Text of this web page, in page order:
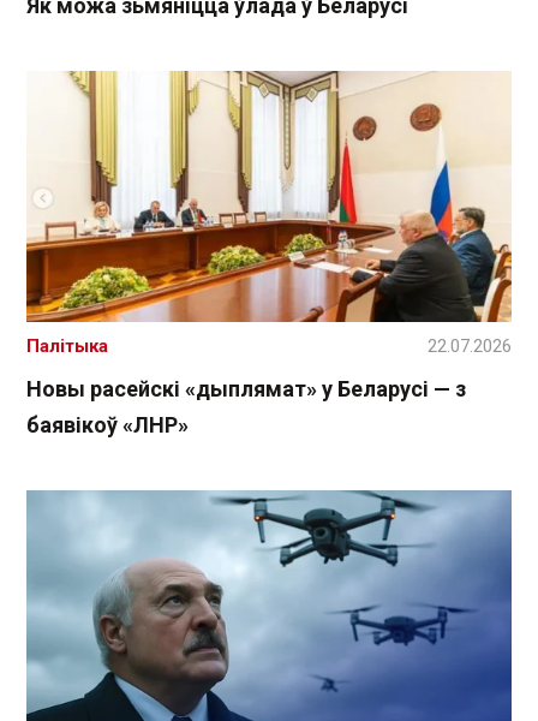
Як можа зьмяніцца ўлада ў Беларусі
Новы расейскі «дыплямат» у Беларусі — з
баявікоў «ЛНР»
Палітыка 22.07.2026